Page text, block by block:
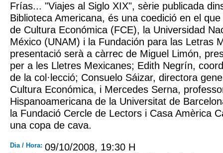
Frías... "Viajes al Siglo XIX", sèrie publicada
Biblioteca Americana, és una coedició en el
de Cultura Económica (FCE), la Universidad
México (UNAM) i la Fundación para las Letras
presentació serà a càrrec de Miguel Limón,
per a les Lletres Mexicanes; Edith Negrín,
de la col·lecció; Consuelo Sáizar, directora
Cultura Económica, i Mercedes Serna,
Hispanoamericana de la Universitat de
la Fundació Cercle de Lectors i Casa Amèrica
una copa de cava.
Dia / Hora: 09/10/2008, 19:30 H